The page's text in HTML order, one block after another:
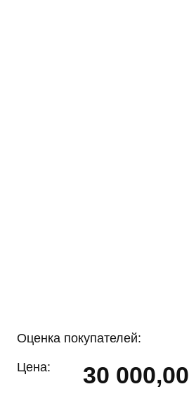
Оценка покупателей:
Цена: 30 000,00